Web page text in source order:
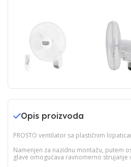
Opis proizvoda
PROSTO ventilator sa plastičnim
Namenjen za nazidnu montažu, putem
glave omogućava ravnomerno strujanje